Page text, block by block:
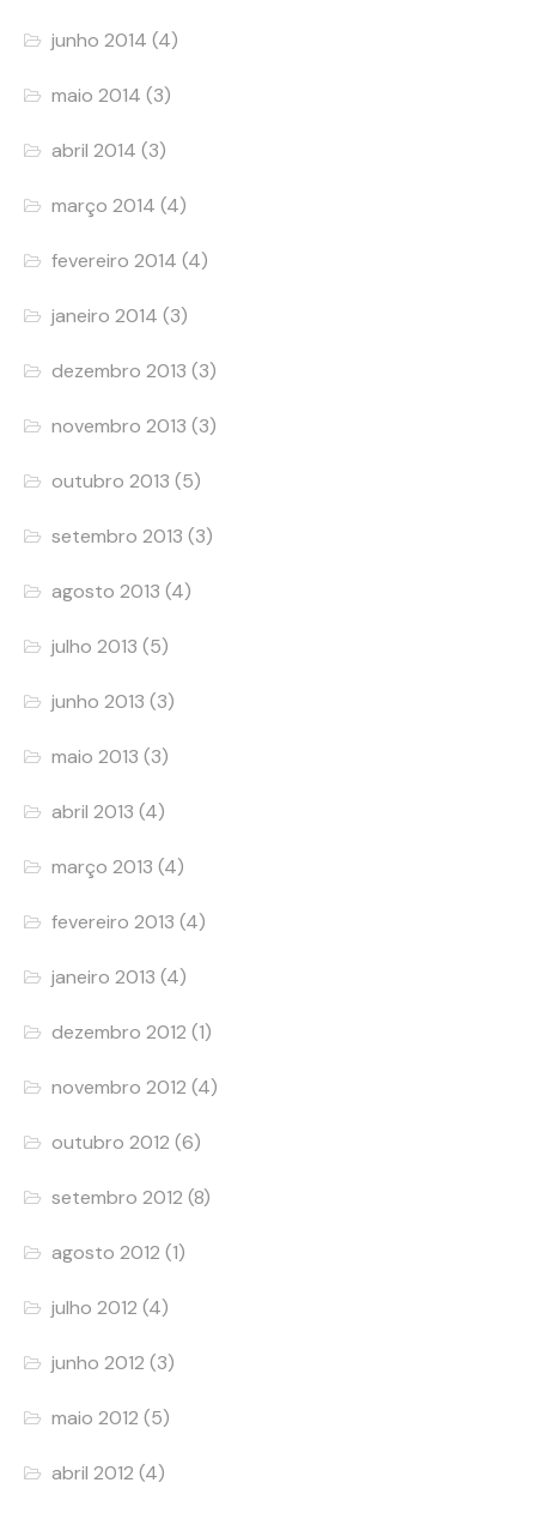
junho 2014 (4)
maio 2014 (3)
abril 2014 (3)
março 2014 (4)
fevereiro 2014 (4)
janeiro 2014 (3)
dezembro 2013 (3)
novembro 2013 (3)
outubro 2013 (5)
setembro 2013 (3)
agosto 2013 (4)
julho 2013 (5)
junho 2013 (3)
maio 2013 (3)
abril 2013 (4)
março 2013 (4)
fevereiro 2013 (4)
janeiro 2013 (4)
dezembro 2012 (1)
novembro 2012 (4)
outubro 2012 (6)
setembro 2012 (8)
agosto 2012 (1)
julho 2012 (4)
junho 2012 (3)
maio 2012 (5)
abril 2012 (4)